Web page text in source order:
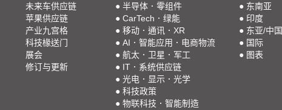
未来车供应链
苹果供应链
产业九宫格
科技椽送门
展会
修订与更新
● 半导体．零组件
● CarTech．绿能
● 移动．通讯．XR
● AI．智能应用．电商物流
● 航太．卫星．军工
● IT．系统供应链
● 光电．显示．光学
● 科技政策
● 物联科技．智能制造
● 东南亚
● 印度
● 东亚/中国
● 国际
● 图表